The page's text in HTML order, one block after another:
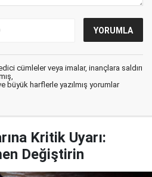
cümleler veya imalar, inançlara saldırı
büyük harflerle yazılmış yorumlar
Kritik Uyarı:
Değiştirin